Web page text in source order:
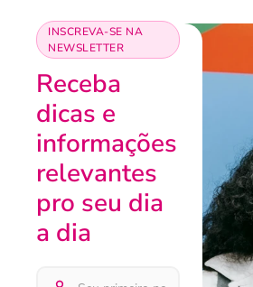
INSCREVA-SE NA
NEWSLETTER
Receba
dicas e
informações
relevantes
pro seu dia
a dia